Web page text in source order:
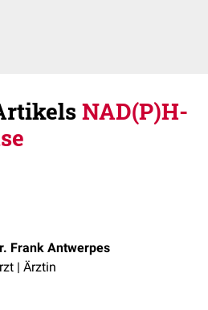
NAD(P)H-
Frank Antwerpes
| Ärztin